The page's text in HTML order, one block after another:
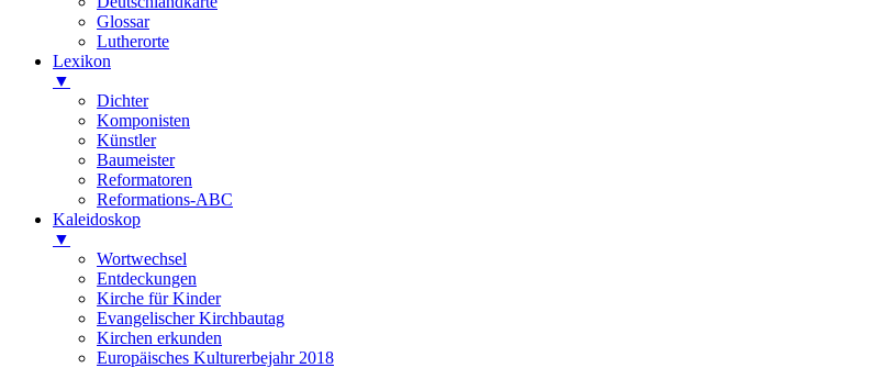
Glossar
Lutherorte
Lexikon
▼
Dichter
Komponisten
Künstler
Baumeister
Reformatoren
Reformations-ABC
Kaleidoskop
▼
Wortwechsel
Entdeckungen
Kirche für Kinder
Evangelischer Kirchbautag
Kirchen erkunden
Europäisches Kulturerbejahr 2018